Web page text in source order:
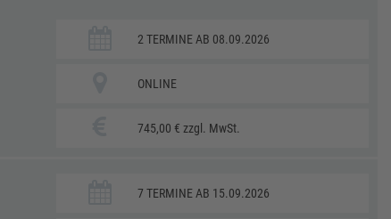
2 TERMINE AB 08.09.2026
ONLINE
745,00 € zzgl. MwSt.
7 TERMINE AB 15.09.2026